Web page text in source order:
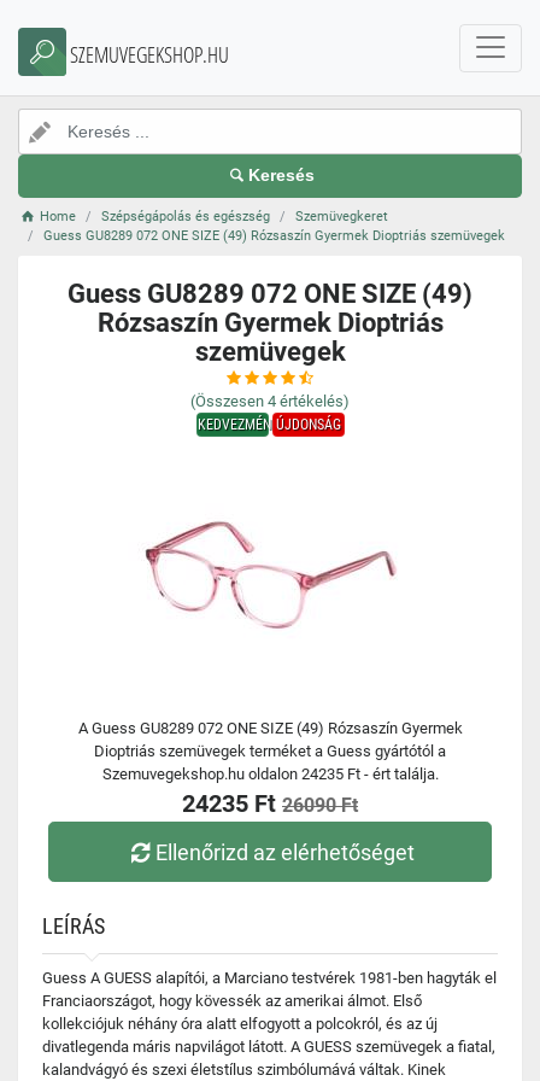
SZEMUVEGEKSHOP.HU
Keresés
Home Szépségápolás és egészség
Szemüvegkeret
Guess GU8289 072 ONE SIZE (49) Rózsaszín Gyermek Dioptriás szemüvegek
Guess GU8289 072 ONE SIZE (49)
Rózsaszín Gyermek Dioptriás
szemüvegek
(Összesen 4 értékelés)
KEDVEZMÉNYÚJDONSÁG
A Guess GU8289 072 ONE SIZE (49) Rózsaszín Gyermek
Dioptriás szemüvegek terméket a Guess gyártótól a
Szemuvegekshop.hu oldalon 24235 Ft - ért találja.
24235 Ft 26090 Ft
Ellenőrizd az elérhetőséget
LEÍRÁS
Guess A GUESS alapítói, a Marciano testvérek 1981-ben hagyták el
Franciaországot, hogy kövessék az amerikai álmot. Első
kollekciójuk néhány óra alatt elfogyott a polcokról, és az új
divatlegenda máris napvilágot látott. A GUESS szemüvegek a fiatal,
kalandvágyó és szexi életstílus szimbólumává váltak. Kinek